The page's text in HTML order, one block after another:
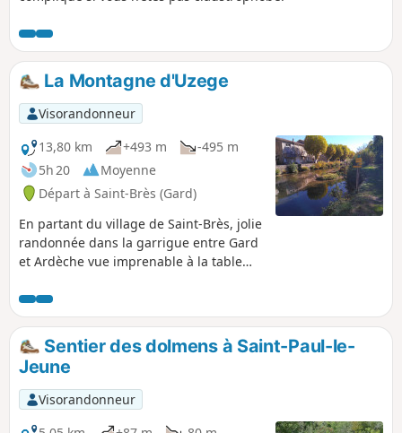
La Montagne d'Uzege
Visorandonneur
13,80 km
+493 m
-495 m
5h 20
Moyenne
Départ à Saint-Brès (Gard)
En partant du village de Saint-Brès, jolie
randonnée dans la garrigue entre Gard
et Ardèche vue imprenable à la table
Le sens indiqué est le plus facile ; on
évite ainsi une montée assez raide pour
aller à la chapelle. Ne pas entreprendre
par temps trop chaud . Possibilité de
visiter le village de Saint-Sauveur et son
église ainsi que le village de Saint-Brès
au retour.
Sentier des dolmens à Saint-Paul-le-
Jeune
Visorandonneur